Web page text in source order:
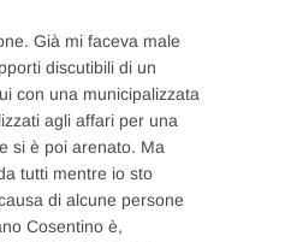
Già mi faceva male
discutibili di un
con una municipalizzata
agli affari per una
si è poi arenato. Ma
tutti mentre io sto
di alcune persone
Cosentino è,